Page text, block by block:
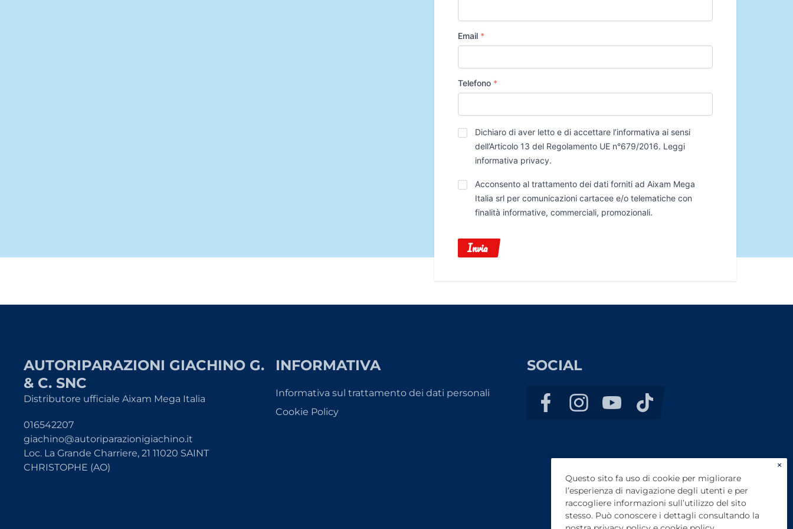
Email *
Telefono *
Privacy*
Dichiaro di aver letto e di accettare l’informativa ai sensi
dell’Articolo 13 del Regolamento UE n°679/2016. Leggi
informativa privacy.
Trattamento
Dati
Acconsento al trattamento dei dati forniti ad Aixam Mega
Italia srl per comunicazioni cartacee e/o telematiche con
finalità informative, commerciali, promozionali.
Invia
AUTORIPARAZIONI GIACHINO G.
& C. SNC
Distributore ufficiale Aixam Mega Italia
016542207
giachino@autoriparazionigiachino.it
Loc. La Grande Charriere, 21 11020 SAINT
CHRISTOPHE (AO)
INFORMATIVA
Informativa sul trattamento dei dati personali
Cookie Policy
SOCIAL
×
Questo sito fa uso di cookie per migliorare
l’esperienza di navigazione degli utenti e per
raccogliere informazioni sull’utilizzo del sito
stesso. Può conoscere i dettagli consultando la